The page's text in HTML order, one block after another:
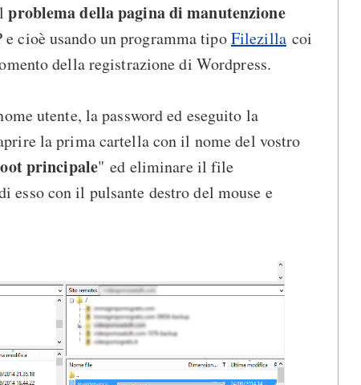
problema della pagina di manutenzione
cioè usando un programma tipoFilezillacoi
della registrazione di Wordpress.
utente, la password ed eseguito la
la prima cartella con il nome del vostro
principale" ed eliminare il file
esso con il pulsante destro del mouse e